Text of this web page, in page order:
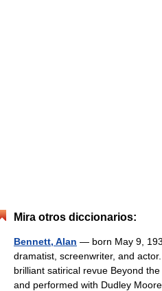
Mira otros diccionarios:
Bennett, Alan — born May 9,
dramatist, screenwriter, and
brilliant satirical revue Beyond
and performed with Dudley